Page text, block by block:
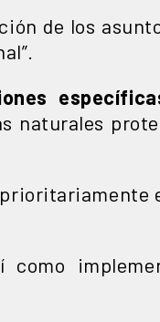
de los
naturales
como